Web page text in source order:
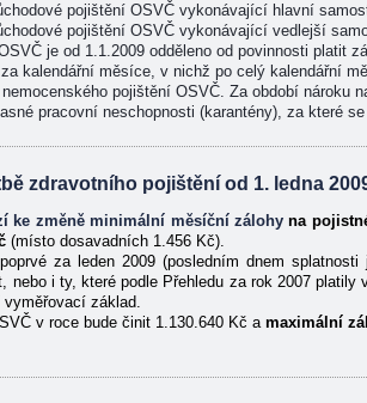
pojištění OSVČ vykonávající hlavní
pojištění OSVČ vykonávající vedlejší
je od 1.1.2009 odděleno od povinnosti platit
kalendářní měsíce, v nichž po celý kalendářní
pojištění OSVČ. Za období nároku
pracovní neschopnosti (karantény), za které
zdravotního pojištění od 1. ledna
ke změněminimální měsíční zálohy na
(místo dosavadních 1.456 Kč).
za leden 2009 (posledním dnem
nebo i ty, které podle Přehledu za rok 2007
vyměřovací základ.
v roce bude činit 1.130.640 Kč a maximální